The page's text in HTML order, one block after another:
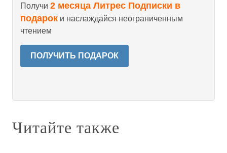
Получи 2 месяца Литрес Подписки в
подарок и наслаждайся неограниченным
чтением
ПОЛУЧИТЬ ПОДАРОК
Читайте также